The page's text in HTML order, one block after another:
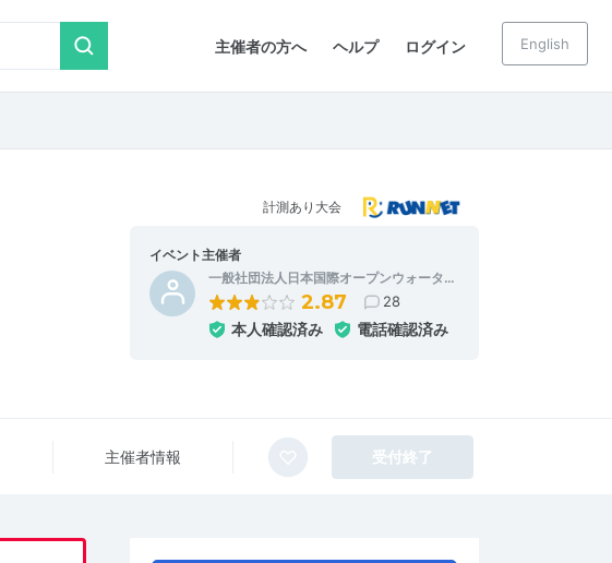
主催者の方へ ヘルプ ログイン English
計測あり大会
イベント主催者
一般社団法人日本国際オープンウォータ…
2.87 28
本人確認済み 電話確認済み
主催者情報 受付終了